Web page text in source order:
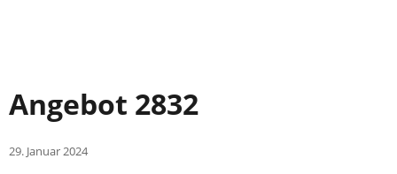
Angebot 2832
29. Januar 2024